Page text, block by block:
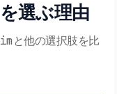
選ぶ理由
と他の選択肢を比